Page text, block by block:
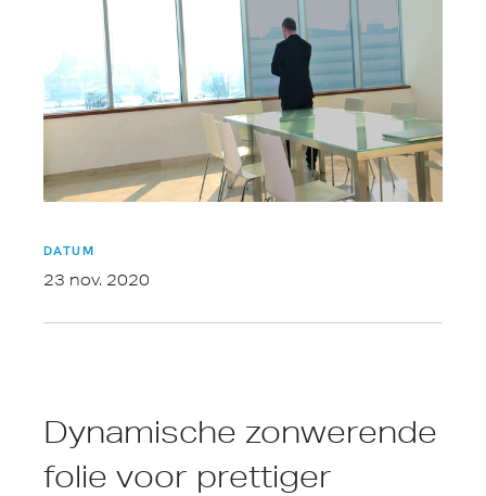
DATUM
23 nov. 2020
Dynamische zonwerende
folie voor prettiger